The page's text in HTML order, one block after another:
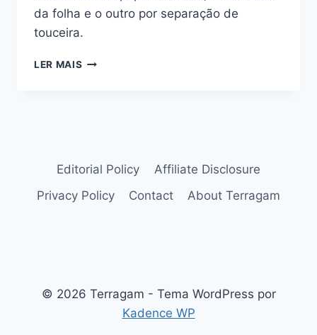
da folha e o outro por separação de
touceira.
LER MAIS COMO
Editorial Policy
Affiliate Disclosure
Privacy Policy
Contact About Terragam
© 2026 Terragam - Tema WordPress por
Kadence WP